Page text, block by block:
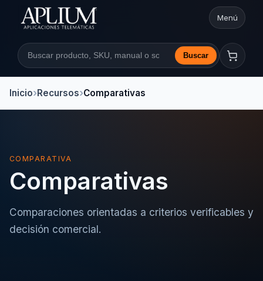
Abrir
Menú
Buscar en la web Buscar
Inicio Recursos Comparativas
COMPARATIVA
Comparativas
Comparaciones orientadas a criterios verificables y
decisión comercial.